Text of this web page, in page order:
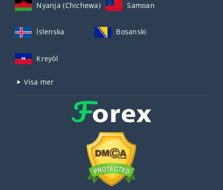
Nyanja (Chichewa) Samoan
Íslenska Bosanski
Kreyòl
Visa mer